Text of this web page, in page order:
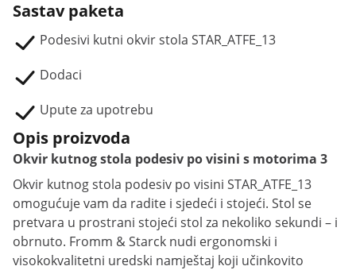
Sastav paketa
Podesivi kutni okvir stola STAR_ATFE_13
Dodaci
Upute za upotrebu
Opis proizvoda
Okvir kutnog stola podesiv po visini s motorima 3
Okvir kutnog stola podesiv po visini STAR_ATFE_13
omogućuje vam da radite i sjedeći i stojeći. Stol se
pretvara u prostrani stojeći stol za nekoliko sekundi – i
obrnuto. Fromm & Starck nudi ergonomski i
visokokvalitetni uredski namještaj koji učinkovito